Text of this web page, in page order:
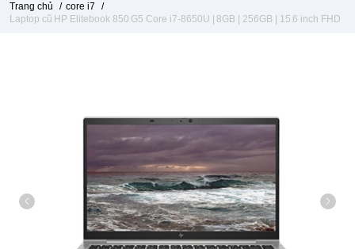
Trang chủ / core i7
/
Laptop cũ HP Elitebook 850 G5 Core i7-8650U | 8GB | 256GB | 15.6 inch FHD